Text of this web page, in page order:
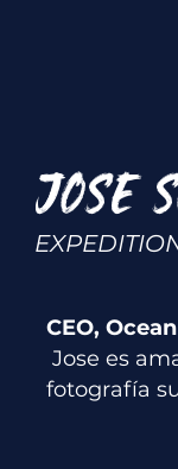
JOSE
CEO,
Jose es
fotografía